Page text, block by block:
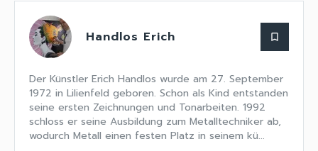
Handlos Erich bookmark_border
Der Künstler Erich Handlos wurde am 27. September
1972 in Lilienfeld geboren. Schon als Kind entstanden
seine ersten Zeichnungen und Tonarbeiten. 1992
schloss er seine Ausbildung zum Metalltechniker ab,
wodurch Metall einen festen Platz in seinem kü...